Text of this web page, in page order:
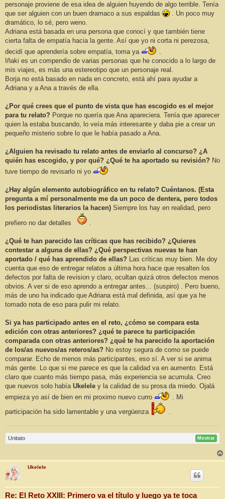
personaje proviene de esa idea de alguien huyendo de algo terrible. Tenía
que ser alguien con un buen dramaco a sus espaldas
. Un poco muy
dramático, lo sé, pero weno.
Adriana está basada en una persona que conocí y que también tiene
cierta falta de empatía hacia la gente. Así que yo ni corta ni perezosa,
decidí que aprendería sobre empatía, toma ya
.
Iñaki es un compendio de varias personas que he conocido a lo largo de
mis viajes, es más una estereotipo que un personaje real.
Borja no está basado en nada en concreto, está ahí para ayudar a
Adriana y a Ana a través de ella.
¿Por qué crees que el punto de vista que has escogido es el mejor
para tu relato? Porque no quería que Ana apareciera. Tenía que aparecer
quien la estaba buscando, lo veía más interesante y daba pie a crear un
pequeño misterio sobre lo que le había pasado a Ana.
¿Alguien ha revisado tu relato antes de enviarlo al concurso? ¿A
quién has escogido, y por qué? ¿Qué te ha aportado su revisión? No
tuve tiempo de revisarlo ni yo
¿Hay algún elemento autobiográfico en tu relato? Cuéntanos. (Esta
pregunta a mí personalmente me da un poco de dentera, pero todos
los periodistas literarios la hacen) Siempre los hay en realidad, pero
prefiero no dar detalles
.
¿Qué te han parecido las críticas que has recibido? ¿Quieres
contestar a alguna de ellas? ¿Qué perspectivas nuevas te han
aportado / qué has aprendido de ellas? Las críticas muy bien. Me doy
cuenta que eso de entregar relatos a última hora hace que resalten los
defectos por falta de revision y claro, ocultan quizá otros defectos menos
obvios. A ver si de eso aprendo a entregar antes... (suspiro) . Pero bueno,
más de uno ha indicado que Adriana está mal definida, así que ya he
tomado nota de eso para pulir mi relato.
Si ya has participado antes en el reto, ¿cómo se compara esta
edición con otras anteriores? ¿qué te parece tu participación
comparada con otras anteriores? ¿qué te ha parecido la aportación
de los/as nuevos/as reteros/as? No estoy segura de como se puede
comparar. Echo de menos más participantes, eso sí. A ver si se anima
más gente. Lo que si me parece es que la calidad va en aumento. Está
claro que cuanto más tiempo pasa, más experiencia se acumula. Creo
que nuevos solo había Ukelele y la calidad de su prosa da miedo. Ojalá
empieza yo así de bien en mi proximo nuevo curro
. Mi
participación ha sido lamentable y una vergüenza
.
Unitato Mostrar
Ukelele
Re: El Reto XXIII: Primero va el título y luego ya te toca